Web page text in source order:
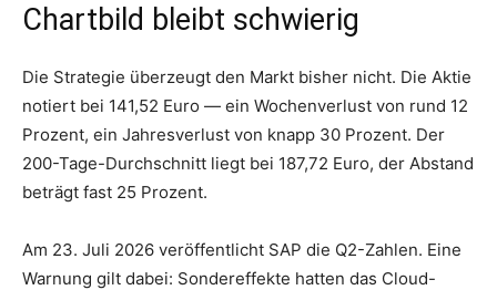
Chartbild bleibt schwierig
Die Strategie überzeugt den Markt bisher nicht. Die Aktie
notiert bei 141,52 Euro — ein Wochenverlust von rund 12
Prozent, ein Jahresverlust von knapp 30 Prozent. Der
200-Tage-Durchschnitt liegt bei 187,72 Euro, der Abstand
beträgt fast 25 Prozent.
Am 23. Juli 2026 veröffentlicht SAP die Q2-Zahlen. Eine
Warnung gilt dabei: Sondereffekte hatten das Cloud-